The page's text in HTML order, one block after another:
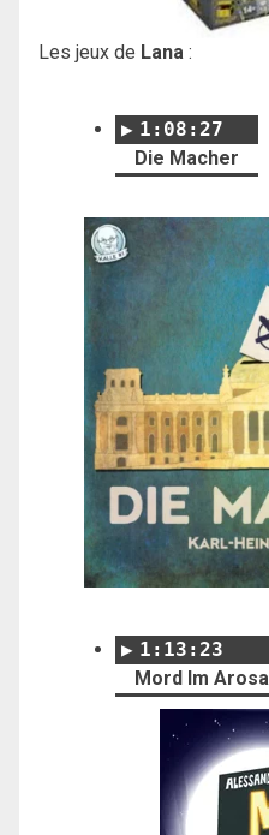
Les jeux de Lana :
1:08:27
Die Macher
1:13:23
Mord Im Arosa